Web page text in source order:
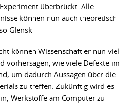
überbrückt. Alle
können nun auch theoretisch
Glensk.
können Wissenschaftler nun viel
vorhersagen, wie viele Defekte im
um dadurch Aussagen über die
zu treffen. Zukünftig wird es
Werkstoffe am Computer zu